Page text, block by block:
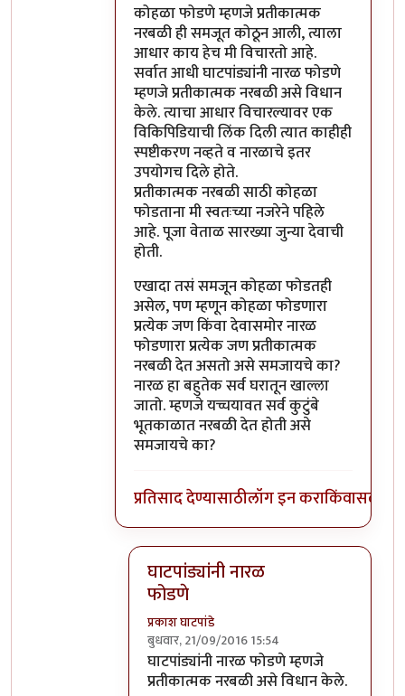
कोहळा फोडणे म्हणजे प्रतीकात्मक
नरबळी ही समजूत कोठून आली, त्याला
आधार काय हेच मी विचारतो आहे.
सर्वात आधी घाटपांड्यांनी नारळ फोडणे
म्हणजे प्रतीकात्मक नरबळी असे विधान
केले. त्याचा आधार विचारल्यावर एक
विकिपिडियाची लिंक दिली त्यात काहीही
स्पष्टीकरण नव्हते व नारळाचे इतर
उपयोगच दिले होते.
प्रतीकात्मक नरबळी साठी कोहळा
फोडताना मी स्वतःच्या नजरेने पहिले
आहे. पूजा वेताळ सारख्या जुन्या देवाची
होती.
एखादा तसं समजून कोहळा फोडतही
असेल, पण म्हणून कोहळा फोडणारा
प्रत्येक जण किंवा देवासमोर नारळ
फोडणारा प्रत्येक जण प्रतीकात्मक
नरबळी देत असतो असे समजायचे का?
नारळ हा बहुतेक सर्व घरातून खाल्ला
जातो. म्हणजे यच्चयावत सर्व कुटुंबे
भूतकाळात नरबळी देत होती असे
समजायचे का?
प्रतिसाद देण्यासाठीलॉग इन कराकिंवासदस्य
घाटपांड्यांनी नारळ
फोडणे
प्रकाश घाटपांडे
बुधवार, 21/09/2016 15:54
In reply toआत्मबंधवाल्यानी `कोहळा म्हणजे
घाटपांड्यांनी नारळ फोडणे म्हणजे
प्रतीकात्मक नरबळी असे विधान केले.